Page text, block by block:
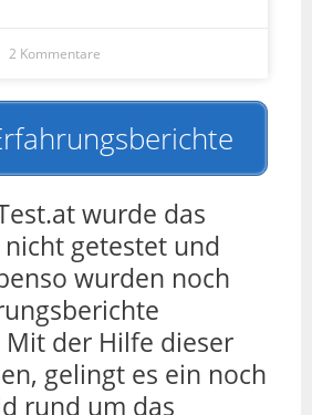
2 Kommentare
wurde das
getestet und
wurden noch
Mit der Hilfe dieser
gelingt es ein noch
rund um das